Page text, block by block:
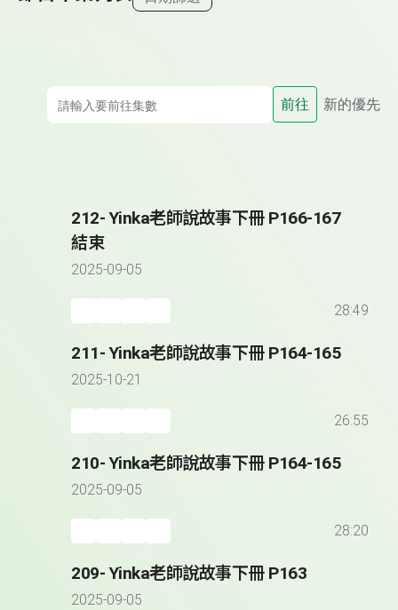
前往 新的優先
212- Yinka老師說故事下冊 P166-167
結束
2025-09-05
28:49
211- Yinka老師說故事下冊 P164-165
2025-10-21
26:55
210- Yinka老師說故事下冊 P164-165
2025-09-05
28:20
209- Yinka老師說故事下冊 P163
2025-09-05